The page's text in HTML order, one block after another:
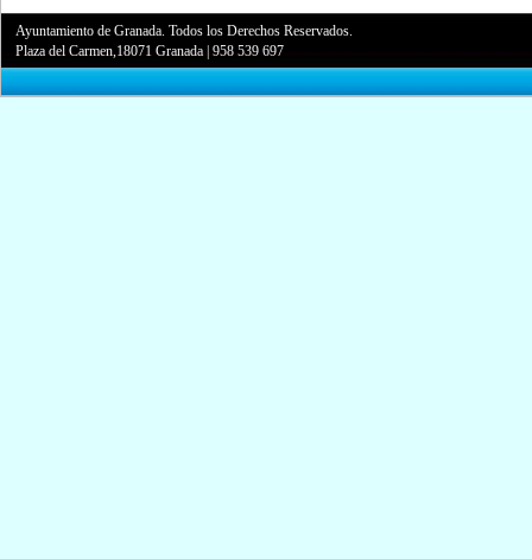
Ayuntamiento de Granada. Todos los Derechos Reservados.
Plaza del Carmen,18071 Granada |958 539 697